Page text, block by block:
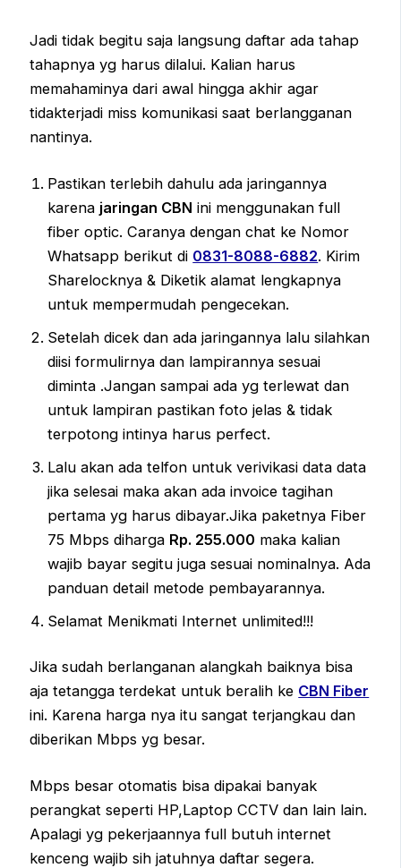
Jadi tidak begitu saja langsung daftar ada tahap
tahapnya yg harus dilalui. Kalian harus
memahaminya dari awal hingga akhir agar
tidakterjadi miss komunikasi saat berlangganan
nantinya.
Pastikan terlebih dahulu ada jaringannya
karena jaringan CBN ini menggunakan full
fiber optic. Caranya dengan chat ke Nomor
Whatsapp berikut di 0831-8088-6882. Kirim
Sharelocknya & Diketik alamat lengkapnya
untuk mempermudah pengecekan.
Setelah dicek dan ada jaringannya lalu silahkan
diisi formulirnya dan lampirannya sesuai
diminta .Jangan sampai ada yg terlewat dan
untuk lampiran pastikan foto jelas & tidak
terpotong intinya harus perfect.
Lalu akan ada telfon untuk verivikasi data data
jika selesai maka akan ada invoice tagihan
pertama yg harus dibayar.Jika paketnya Fiber
75 Mbps diharga Rp. 255.000 maka kalian
wajib bayar segitu juga sesuai nominalnya. Ada
panduan detail metode pembayarannya.
Selamat Menikmati Internet unlimited!!!
Jika sudah berlanganan alangkah baiknya bisa
aja tetangga terdekat untuk beralih ke CBN Fiber
ini. Karena harga nya itu sangat terjangkau dan
diberikan Mbps yg besar.
Mbps besar otomatis bisa dipakai banyak
perangkat seperti HP,Laptop CCTV dan lain lain.
Apalagi yg pekerjaannya full butuh internet
kenceng wajib sih jatuhnya daftar segera.